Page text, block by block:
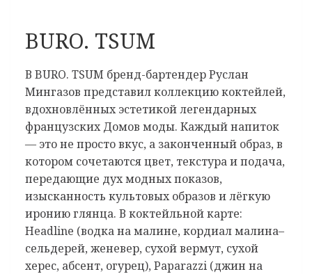
BURO. TSUM
В BURO. TSUM бренд-бартендер Руслан
Мингазов представил коллекцию коктейлей,
вдохновлённых эстетикой легендарных
французских Домов моды. Каждый напиток
— это не просто вкус, а законченный образ, в
котором сочетаются цвет, текстура и подача,
передающие дух модных показов,
изысканность культовых образов и лёгкую
иронию глянца. В коктейльной карте:
Headline (водка на малине, кордиал малина–
сельдерей, женевер, сухой вермут, сухой
херес, абсент, огурец), Paparazzi (джин на